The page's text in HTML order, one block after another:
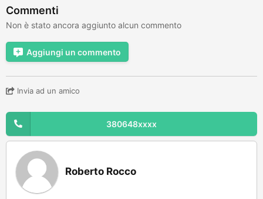
Commenti
Non è stato ancora aggiunto alcun commento
Aggiungi un commento
Invia ad un amico
380648xxxx
Roberto Rocco